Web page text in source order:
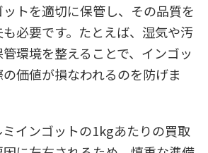
トを適切に保管し、その品質を
必要です。たとえば、湿気や汚
環境を整えることで、インゴッ
価値が損なわれるのを防げま
インゴットの1kgあたりの買取